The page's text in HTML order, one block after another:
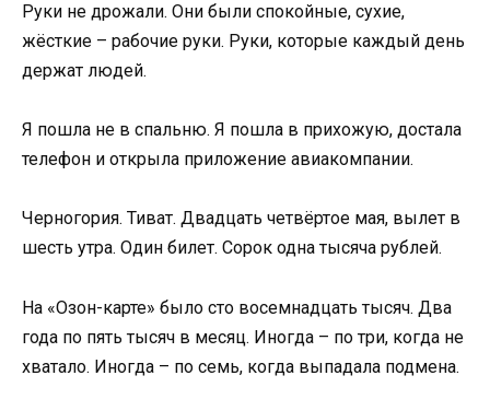
Руки не дрожали. Они были спокойные, сухие,
жёсткие – рабочие руки. Руки, которые каждый день
держат людей.
Я пошла не в спальню. Я пошла в прихожую, достала
телефон и открыла приложение авиакомпании.
Черногория. Тиват. Двадцать четвёртое мая, вылет в
шесть утра. Один билет. Сорок одна тысяча рублей.
На «Озон-карте» было сто восемнадцать тысяч. Два
года по пять тысяч в месяц. Иногда – по три, когда не
хватало. Иногда – по семь, когда выпадала подмена.